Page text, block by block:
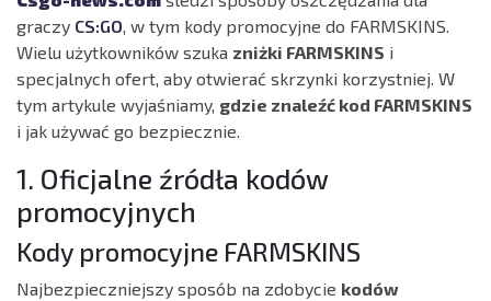
graczy CS:GO, w tym kody promocyjne do FARMSKINS.
Wielu użytkowników szuka zniżki FARMSKINS i
specjalnych ofert, aby otwierać skrzynki korzystniej. W
tym artykule wyjaśniamy, gdzie znaleźć kod FARMSKINS
i jak używać go bezpiecznie.
1. Oficjalne źródła kodów
promocyjnych
Kody promocyjne FARMSKINS
Najbezpieczniejszy sposób na zdobycie kodów